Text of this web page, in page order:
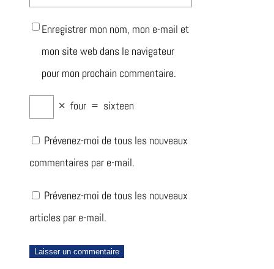
Enregistrer mon nom, mon e-mail et
mon site web dans le navigateur
pour mon prochain commentaire.
× four = sixteen
Prévenez-moi de tous les nouveaux
commentaires par e-mail.
Prévenez-moi de tous les nouveaux
articles par e-mail.